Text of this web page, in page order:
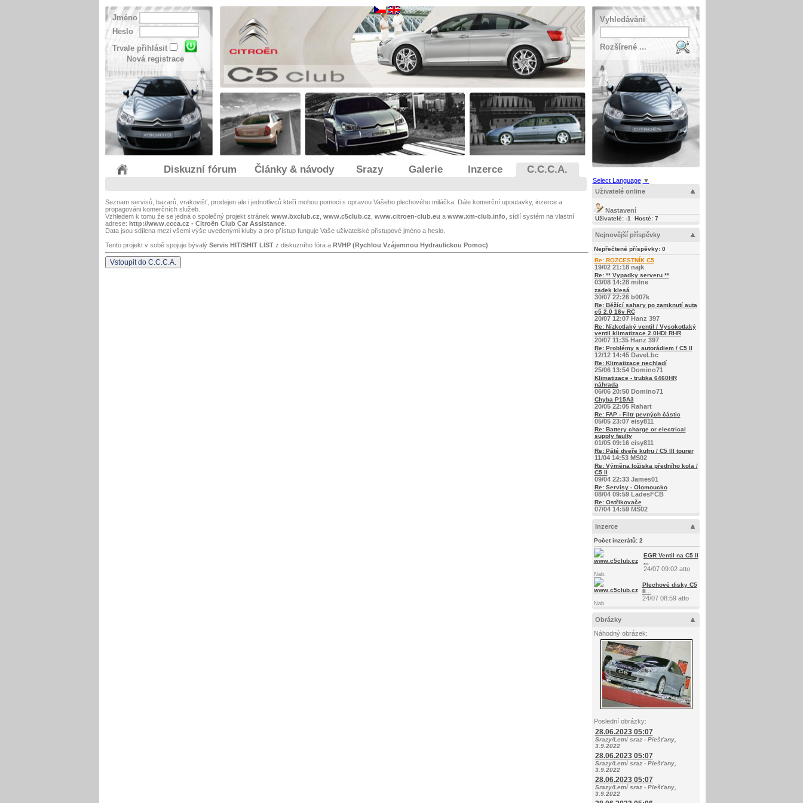
Jméno
Heslo
Trvale přihlásit
Nová registrace
Vyhledávání
Rozšírené ...
Diskuzní fórum Články & návody Srazy Galerie Inzerce C.C.C.A.
Seznam servisů, bazarů, vrakovišť, prodejen ale i jednotlivců kteří mohou pomoci s opravou Vašeho plechového miláčka. Dále komerční upoutavky, inzerce a
propagováni komerčních služeb.
Vzhledem k tomu že se jedná o společný projekt stránek www.bxclub.cz www.c5club.cz www.citroen-club.eu a www.xm-club.info, sídlí systém na vlastní
adrese: http://www.ccca.cz - Citroën Club Car Assistance.
Data jsou sdílena mezi všemi výše uvedenými kluby a pro přístup funguje Vaše uživatelské přistupové jméno a heslo.
Tento projekt v sobě spojuje bývalý Servis HIT/SHIT LISTz diskuzního fóra a RVHP (Rychlou Vzájemnou Hydraulickou Pomoc)
Select Language ▼
Uživatelé online
Nastavení
Uživatelé: -1 Hosté: 7
Nejnovější příspěvky
Nepřečtené příspěvky: 0
Re: ROZCESTNÍK C5
19/02 21:18 najk
Re: ** Vypadky serveru **
03/08 14:28 milne
zadek klesá
30/07 22:26 b007k
Re: Běžící sahary po zamknutí auta
c5 2.0 16v RC
20/07 12:07 Hanz 397
Re: Nízkotlaký ventil / Vysokotlaký
ventil klimatizace 2.0HDI RHR
20/07 11:35 Hanz 397
Re: Problémy s autorádiem / C5 II
12/12 14:45 DaveLbc
Re: Klimatizace nechladí
25/06 13:54 Domino71
Klimatizace - trubka 6460HR
náhrada
06/06 20:50 Domino71
Chyba P15A3
20/05 22:05 Rahart
Re: FAP - Filtr pevných částic
05/05 23:07 eisy811
Re: Battery charge or electrical
supply faulty
01/05 09:16 eisy811
Re: Páté dveře kufru / C5 III tourer
11/04 14:53 MS02
Re: Výměna ložiska předního kola /
C5 II
09/04 22:33 James01
Re: Servisy - Olomoucko
08/04 09:59 LadesFCB
Re: Ostřikovače
07/04 14:59 MS02
Inzerce
Počet inzerátů: 2
Nab.
EGR Ventil na C5 II
24/07 09:02 atto
Nab.
Plechové disky C5
II...
24/07 08:59 atto
Obrázky
Náhodný obrázek:
Poslední obrázky:
28.06.2023 05:07
Srazy/Letní sraz - Piešťany,
3.9.2022
28.06.2023 05:07
Srazy/Letní sraz - Piešťany,
3.9.2022
28.06.2023 05:07
Srazy/Letní sraz - Piešťany,
3.9.2022